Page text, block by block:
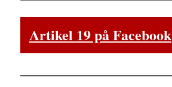
Artikel 19 på Facebook